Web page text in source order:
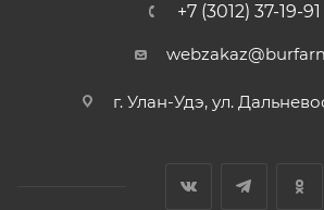
+7 (3012) 37-19-91
г. Улан-Удэ, ул.